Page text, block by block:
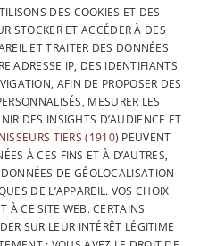
FRENCH
DUTCH
ENGLISH
DES COOKIES ET DES
STOCKER ET ACCÉDER À DES
ET TRAITER DES DONNÉES
ADRESSE IP, DES IDENTIFIANTS
AFIN DE PROPOSER DES
MESURER LES
DES INSIGHTS D’AUDIENCE ET
TIERS (1910) PEUVENT
À CES FINS ET À D’AUTRES,
DE GÉOLOCALISATION
DE L’APPAREIL. VOS CHOIX
À CE SITE WEB. CERTAINS
SUR LEUR INTÉRÊT LÉGITIME